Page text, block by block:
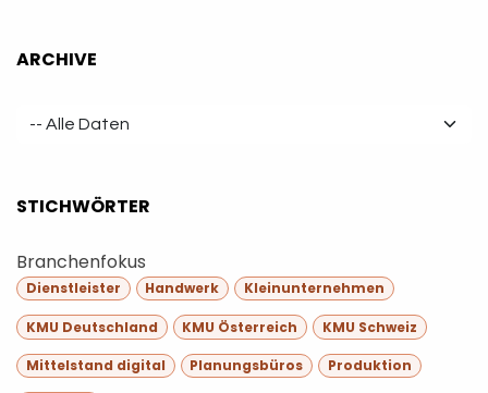
ARCHIVE
STICHWÖRTER
Branchenfokus
Dienstleister Handwerk Kleinunternehmen
KMU Deutschland KMU Österreich KMU Schweiz
Mittelstand digital Planungsbüros Produktion